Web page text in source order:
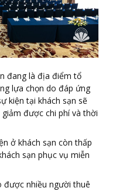
đang là địa điểm tổ
lựa chọn do đáp ứng
kiện tại khách sạn sẽ
được chi phí và thời
ở khách sạn còn thấp
sạn phục vụ miễn
nhiều người thuê